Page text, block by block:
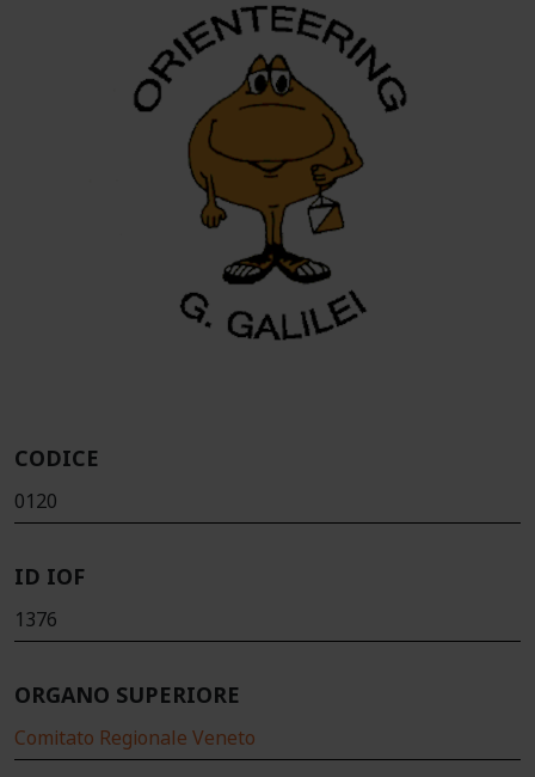
CODICE
0120
ID IOF
1376
ORGANO SUPERIORE
Comitato Regionale Veneto